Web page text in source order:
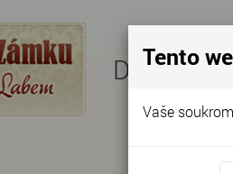
Domov
Tento
Vaše